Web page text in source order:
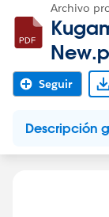
Archivo
Seguir
Descripción